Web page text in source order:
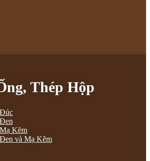
Thép Hộp
Kẽm
và Mạ Kẽm